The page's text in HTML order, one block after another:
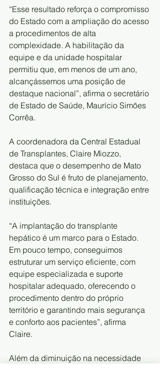
“Esse resultado reforça o compromisso
do Estado com a ampliação do acesso
a procedimentos de alta
complexidade. A habilitação da
equipe e da unidade hospitalar
permitiu que, em menos de um ano,
alcançássemos uma posição de
destaque nacional”, afirma o secretário
de Estado de Saúde, Maurício Simões
Corrêa.
A coordenadora da Central Estadual
de Transplantes, Claire Miozzo,
destaca que o desempenho de Mato
Grosso do Sul é fruto de planejamento,
qualificação técnica e integração entre
instituições.
“A implantação do transplante
hepático é um marco para o Estado.
Em pouco tempo, conseguimos
estruturar um serviço eficiente, com
equipe especializada e suporte
hospitalar adequado, oferecendo o
procedimento dentro do próprio
território e garantindo mais segurança
e conforto aos pacientes”, afirma
Claire.
Além da diminuição na necessidade